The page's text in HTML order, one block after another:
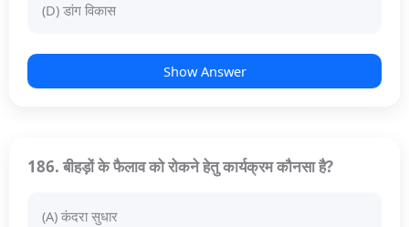
(D) डांग विकास
Show Answer
186. बीहड़ों के फैलाव को रोकने हेतु कार्यक्रम कौनसा है?
(A) कंदरा सुधार